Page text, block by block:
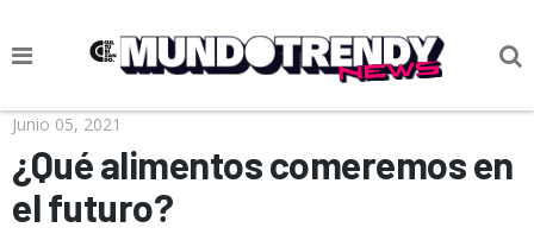
NOTICIAS
CULTURA POP
CIENCIA Y TECNOLOGÍA
Junio 05, 2021
¿Qué alimentos comeremos en
el futuro?